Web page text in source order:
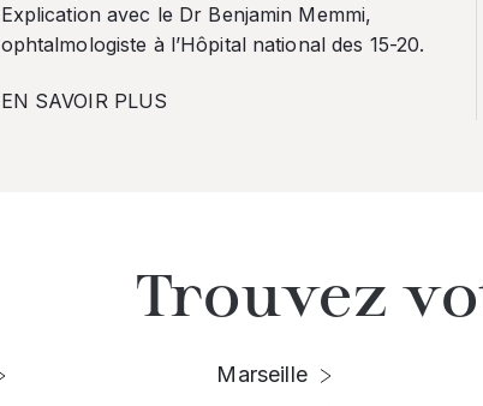
Explication avec le Dr Benjamin Memmi,
ophtalmologiste à l’Hôpital national des 15-20.
EN SAVOIR PLUS
Trouvez
Marseille